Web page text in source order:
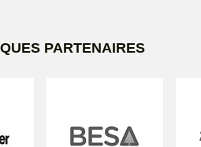
PARTENAIRES